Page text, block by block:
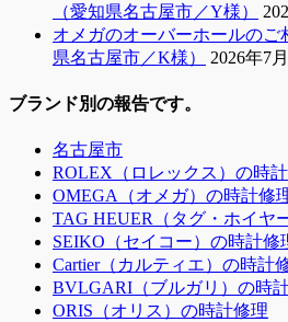
（愛知県名古屋市／Y様）
オメガのオーバーホールのご
県名古屋市／K様）
2026年7
ブランド別の報告です。
名古屋市
ROLEX（ロレックス）の時
OMEGA（オメガ）の時計修
TAG HEUER（タグ・ホイヤ
SEIKO（セイコー）の時計修
Cartier（カルティエ）の時計
BVLGARI（ブルガリ）の時
ORIS（オリス）の時計修理